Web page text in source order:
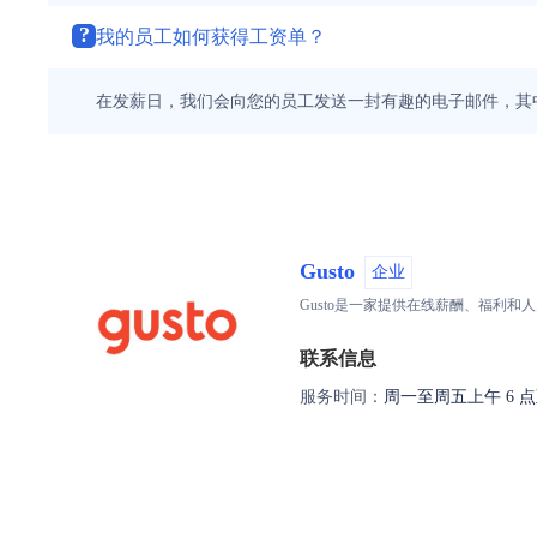
? 我的员工如何获得工资单？
在发薪日，我们会向您的员工发送一封有趣的电子邮件，
Gusto 企业
Gusto是一家提供在线薪酬、福利和
联系信息
服务时间： 周一至周五上午 6